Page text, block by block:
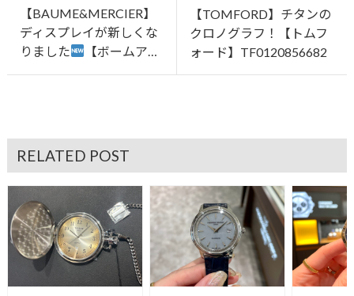
【BAUME&MERCIER】
ディスプレイが新しくな
りました
【ボームア…
【TOMFORD】チタンの
クロノグラフ！【トムフ
ォード】TF0120856682
RELATED POST